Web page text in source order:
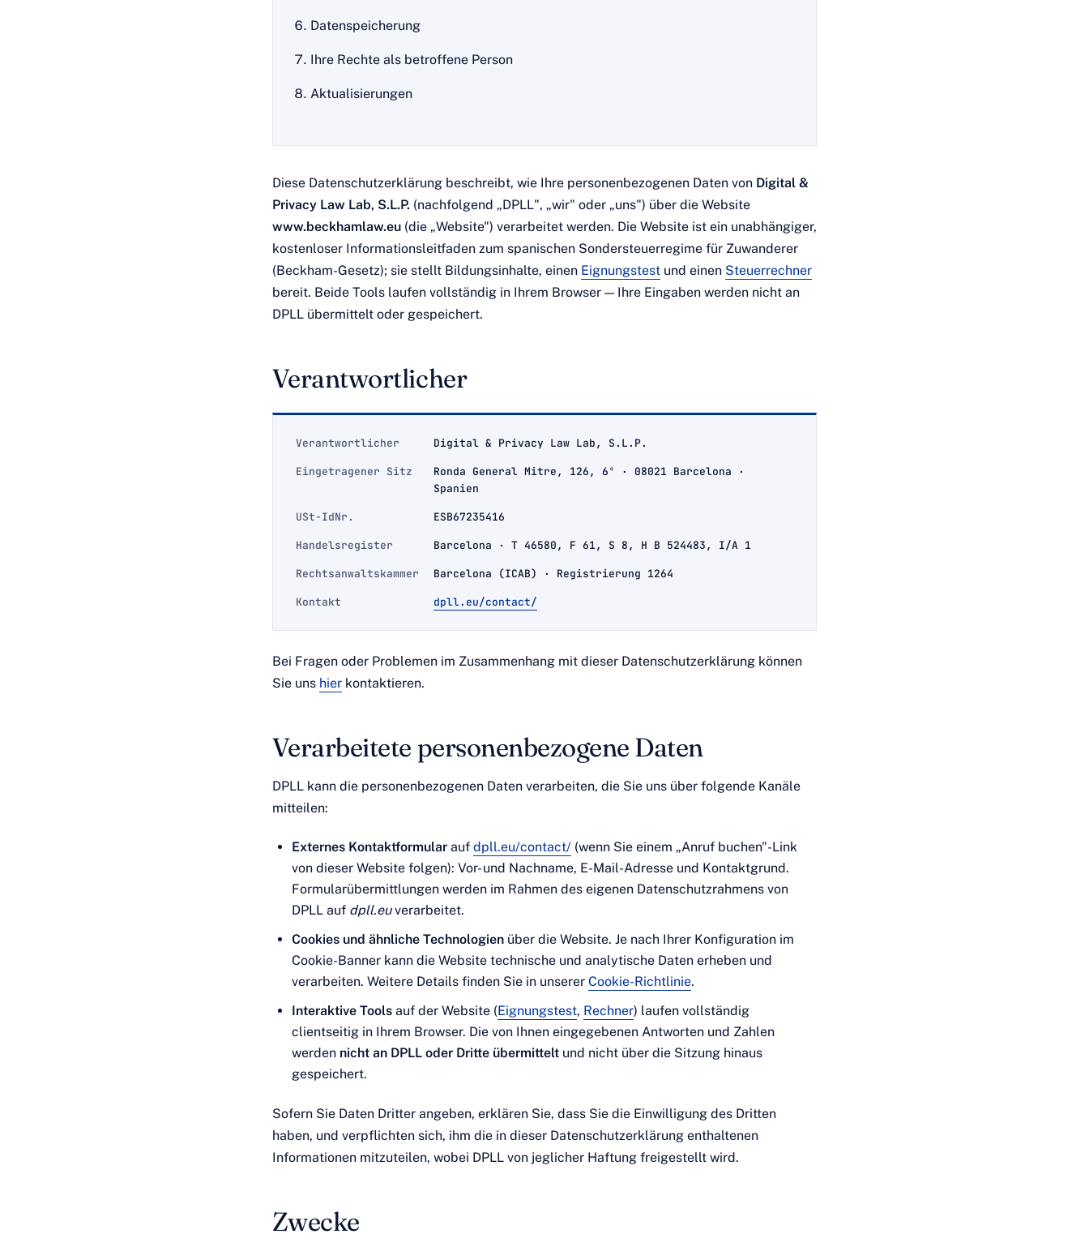
Datenspeicherung
Ihre Rechte als betroffene Person
Aktualisierungen
Diese Datenschutzerklärung beschreibt, wie Ihre personenbezogenen Daten von Digital &
Privacy Law Lab, S.L.P. (nachfolgend „DPLL", „wir" oder „uns") über die Website
www.beckhamlaw.eu(die „Website") verarbeitet werden. Die Website ist ein unabhängiger,
kostenloser Informationsleitfaden zum spanischen Sondersteuerregime für Zuwanderer
(Beckham-Gesetz); sie stellt Bildungsinhalte, einen Eignungstestund einen Steuerrechner
bereit. Beide Tools laufen vollständig in Ihrem Browser — Ihre Eingaben werden nicht an
DPLL übermittelt oder gespeichert.
Verantwortlicher
Verantwortlicher Digital & Privacy Law Lab, S.L.P.
Eingetragener Sitz
Ronda General Mitre, 126, 6º · 08021 Barcelona ·
Spanien
USt-IdNr. ESB67235416
Handelsregister Barcelona · T 46580, F 61, S 8, H B 524483, I/A 1
Rechtsanwaltskammer Barcelona (ICAB) · Registrierung 1264
Kontakt dpll.eu/contact/
Bei Fragen oder Problemen im Zusammenhang mit dieser Datenschutzerklärung können
Sie uns hierkontaktieren.
Verarbeitete personenbezogene Daten
DPLL kann die personenbezogenen Daten verarbeiten, die Sie uns über folgende Kanäle
mitteilen:
Externes Kontaktformularauf dpll.eu/contact/(wenn Sie einem „Anruf buchen"-Link
von dieser Website folgen): Vor- und Nachname, E-Mail-Adresse und Kontaktgrund.
Formularübermittlungen werden im Rahmen des eigenen Datenschutzrahmens von
DPLL auf dpll.euverarbeitet.
Cookies und ähnliche Technologienüber die Website. Je nach Ihrer Konfiguration im
Cookie-Banner kann die Website technische und analytische Daten erheben und
verarbeiten. Weitere Details finden Sie in unserer Cookie-Richtlinie.
Interaktive Toolsauf der Website (Eignungstest, Rechner) laufen vollständig
clientseitig in Ihrem Browser. Die von Ihnen eingegebenen Antworten und Zahlen
werden nicht an DPLL oder Dritte übermitteltund nicht über die Sitzung hinaus
gespeichert.
Sofern Sie Daten Dritter angeben, erklären Sie, dass Sie die Einwilligung des Dritten
haben, und verpflichten sich, ihm die in dieser Datenschutzerklärung enthaltenen
Informationen mitzuteilen, wobei DPLL von jeglicher Haftung freigestellt wird.
Zwecke